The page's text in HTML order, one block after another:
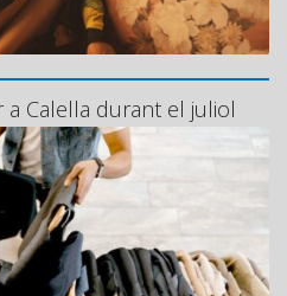
a Calella durant el juliol